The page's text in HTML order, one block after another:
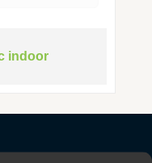
indoor